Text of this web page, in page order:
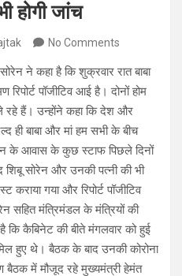
होगी जांच
No Comments
ने कहा है कि शुक्रवार रात बाबा
पॉजीटिव आई है। दोनों होम
हैं। उन्होंने कहा कि देश और
ही बाबा और मां हम सभी के बीच
के आवास के कुछ स्टाफ पिछले दिनों
शिबू सोरेन और उनकी पत्नी की भी
कराया गया और रिपोर्ट पॉजीटिव
सहित मंत्रिमंडल के मंत्रियों की
है कि कैबिनेट की बीते मंगलवार को हुई
हुए थे। बैठक के बाद उनकी कोरोना
बैठक में मौजूद रहे मुख्यमंत्री हेमंत